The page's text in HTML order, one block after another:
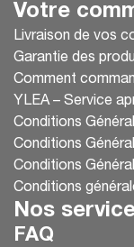
Votre
Livraison de vos
Garantie des
Comment
YLEA – Service
Conditions
Conditions
Conditions
Conditions
Nos
FAQ